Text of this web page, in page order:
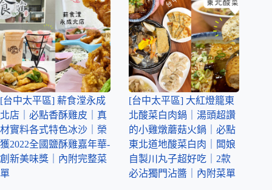
[台中太平區] 薪食漟永成
北店｜必點香酥雞皮｜真
材實料各式特色冰沙｜榮
獲2022全國鹽酥雞嘉年華-
創新美味獎｜內附完整菜
單
[台中太平區] 大紅燈籠東
北酸菜白肉鍋｜湯頭超讚
的小雞燉蘑菇火鍋｜必點
東北道地酸菜白肉｜闆娘
自製川丸子超好吃｜2款
必沾獨門沾醬｜內附菜單